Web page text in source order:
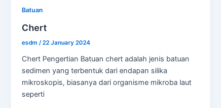
Batuan
Chert
esdm/22 January 2024
Chert Pengertian Batuan chert adalah jenis batuan
sedimen yang terbentuk dari endapan silika
mikroskopis, biasanya dari organisme mikroba laut
seperti